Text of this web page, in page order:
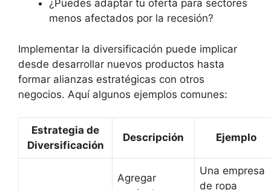
¿Puedes adaptar tu oferta para sectores
menos afectados por la recesión?
Implementar la diversificación puede implicar
desde desarrollar nuevos productos hasta
formar alianzas estratégicas con otros
negocios. Aquí algunos ejemplos comunes:
Estrategia de
Diversificación
Descripción Ejemplo
Agregar
Una empresa
de ropa